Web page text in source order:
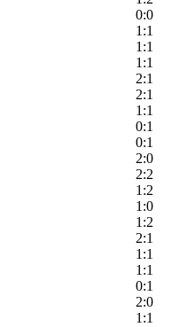
0:0
1:1
1:1
1:1
2:1
2:1
1:1
0:1
0:1
2:0
2:2
1:2
1:0
1:2
2:1
1:1
1:1
0:1
2:0
1:1